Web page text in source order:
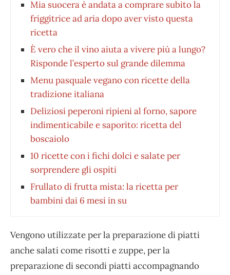
Mia suocera è andata a comprare subito la
friggitrice ad aria dopo aver visto questa
ricetta
È vero che il vino aiuta a vivere più a lungo?
Risponde l’esperto sul grande dilemma
Menu pasquale vegano con ricette della
tradizione italiana
Deliziosi peperoni ripieni al forno, sapore
indimenticabile e saporito: ricetta del
boscaiolo
10 ricette con i fichi dolci e salate per
sorprendere gli ospiti
Frullato di frutta mista: la ricetta per
bambini dai 6 mesi in su
Vengono utilizzate per la preparazione di piatti
anche salati come risotti e zuppe, per la
preparazione di secondi piatti accompagnando